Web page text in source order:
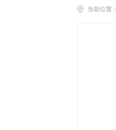
当前位置：